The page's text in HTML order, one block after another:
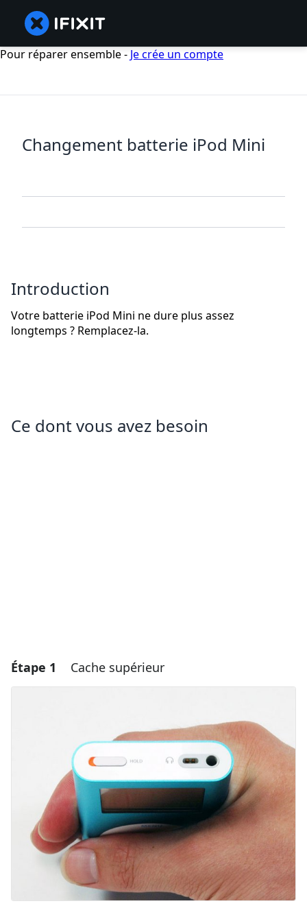
Pour réparer ensemble - Je crée un compte
Changement batterie iPod Mini
Introduction
Votre batterie iPod Mini ne dure plus assez
longtemps ? Remplacez-la.
Ce dont vous avez besoin
Étape 1 Cache supérieur